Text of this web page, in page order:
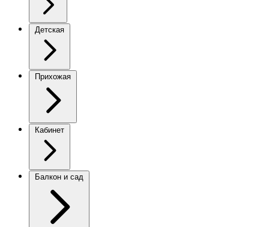
Детская
Прихожая
Кабинет
Балкон и сад